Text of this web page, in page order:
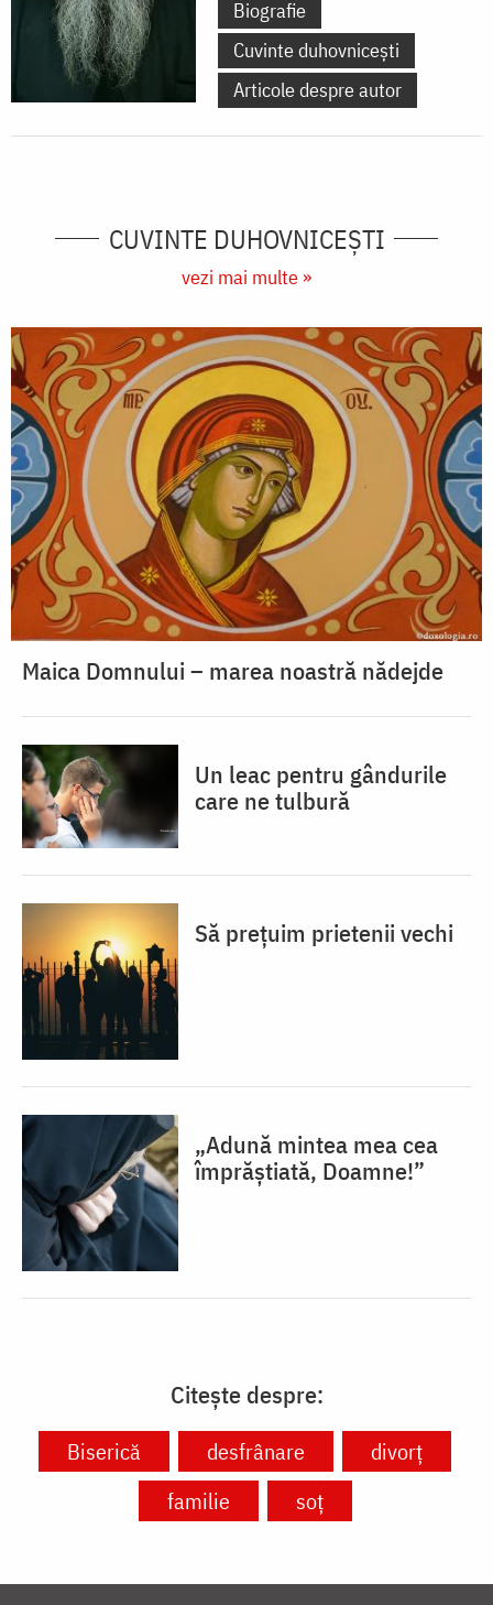
Biografie
Cuvinte duhovnicești
Articole despre autor
CUVINTE DUHOVNICEȘTI
vezi mai multe »
Maica Domnului – marea noastră nădejde
Un leac pentru gândurile
care ne tulbură
Să prețuim prietenii vechi
„Adună mintea mea cea
împrăștiată, Doamne!”
Citește despre:
Biserică desfrânare
divorț
familie
soț